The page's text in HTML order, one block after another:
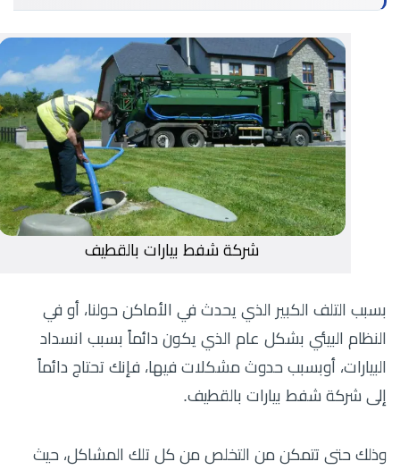
شركة شفط بيارات بالقطيف
بسبب التلف الكبير الذي يحدث في الأماكن حولنا، أو في
النظام البيئي بشكل عام الذي يكون دائماً بسبب انسداد
البيارات، أوبسبب حدوث مشكلات فيها، فإنك تحتاج دائماً
إلى شركة شفط بيارات بالقطيف.
وذلك حتى تتمكن من التخلص من كل تلك المشاكل، حيث